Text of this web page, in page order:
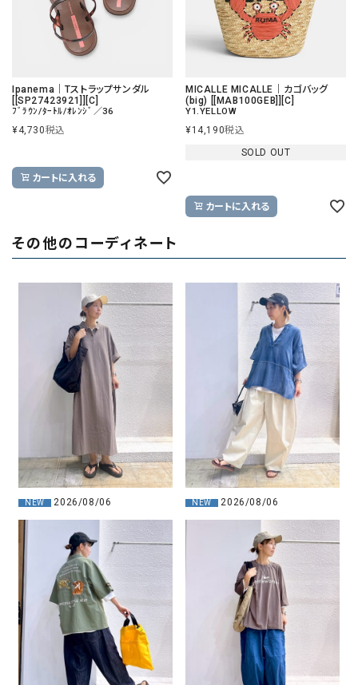
Ipanema｜Tストラップサンダル
[[SP27423921]][C]
ﾌﾞﾗｳﾝ/ﾀｰﾄﾙ/ｵﾚﾝｼﾞ／36
¥4,730税込
カートに入れる
MICALLE MICALLE｜カゴバッグ
(big) [[MAB100GEB]][C]
Y1.YELLOW
¥14,190税込
SOLD OUT
カートに入れる
その他のコーディネート
NEW 2026/08/06 NEW 2026/08/06